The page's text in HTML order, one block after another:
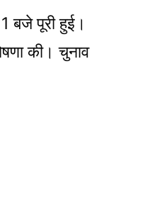
बजे पूरी हुई।
की। चुनाव